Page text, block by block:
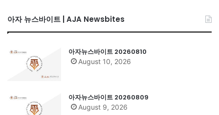
아자 뉴스바이트 | AJA Newsbites
아자뉴스바이트 20260810
August 10, 2026
아자뉴스바이트 20260809
August 9, 2026